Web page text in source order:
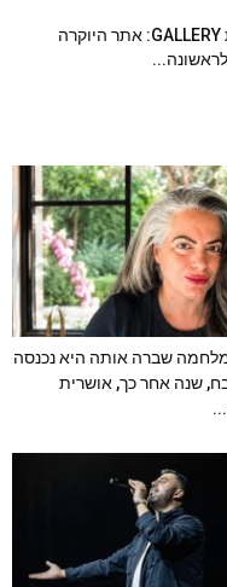
סופר-פארם משיקה את GALLERY: אתר היוקרה
שברה אותה היא נכנסה
שנה אחר כך, אושרית